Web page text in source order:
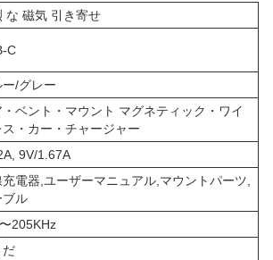
な 磁気 引き寄せ
C
ー/グレー
・ベント・マウント マグネティック・ワイ
ス・カー・チャージャー
9V/1.67A
電器,ユーザーマニュアル,マウントパーツ,
ブル
205KHz
だ